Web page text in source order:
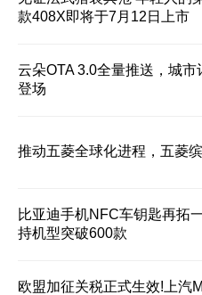
款408X即将于7月12日上市
云朵OTA 3.0全量推送，城
登场
推动五菱全球化进程，五菱
比亚迪手机NFC车钥匙再拓
持机型突破600款
欧盟加征关税正式生效!上汽